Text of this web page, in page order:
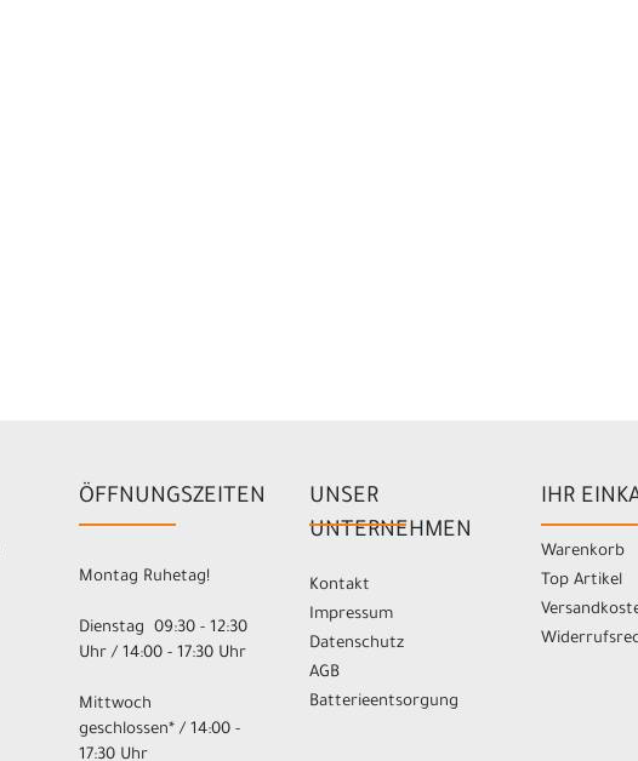
ÖFFNUNGSZEITEN
Montag Ruhetag!
Dienstag 09:30 - 12:30
Uhr / 14:00 - 17:30 Uhr
Mittwoch
geschlossen* / 14:00 -
17:30 Uhr
UNSER
UNTERNEHMEN
Kontakt
Impressum
Datenschutz
AGB
Batterieentsorgung
IHR
Warenkorb
Top Artikel